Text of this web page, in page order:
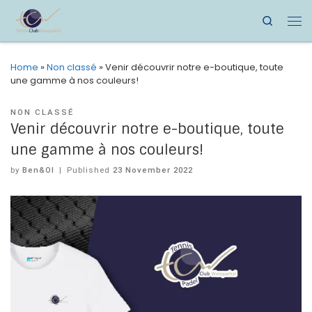
Search
Home »Non classé »Venir découvrir notre e-boutique, toute
une gamme à nos couleurs!
NON CLASSÉ
Venir découvrir notre e-boutique, toute
une gamme à nos couleurs!
by Ben&Ol | Published23 November 2022